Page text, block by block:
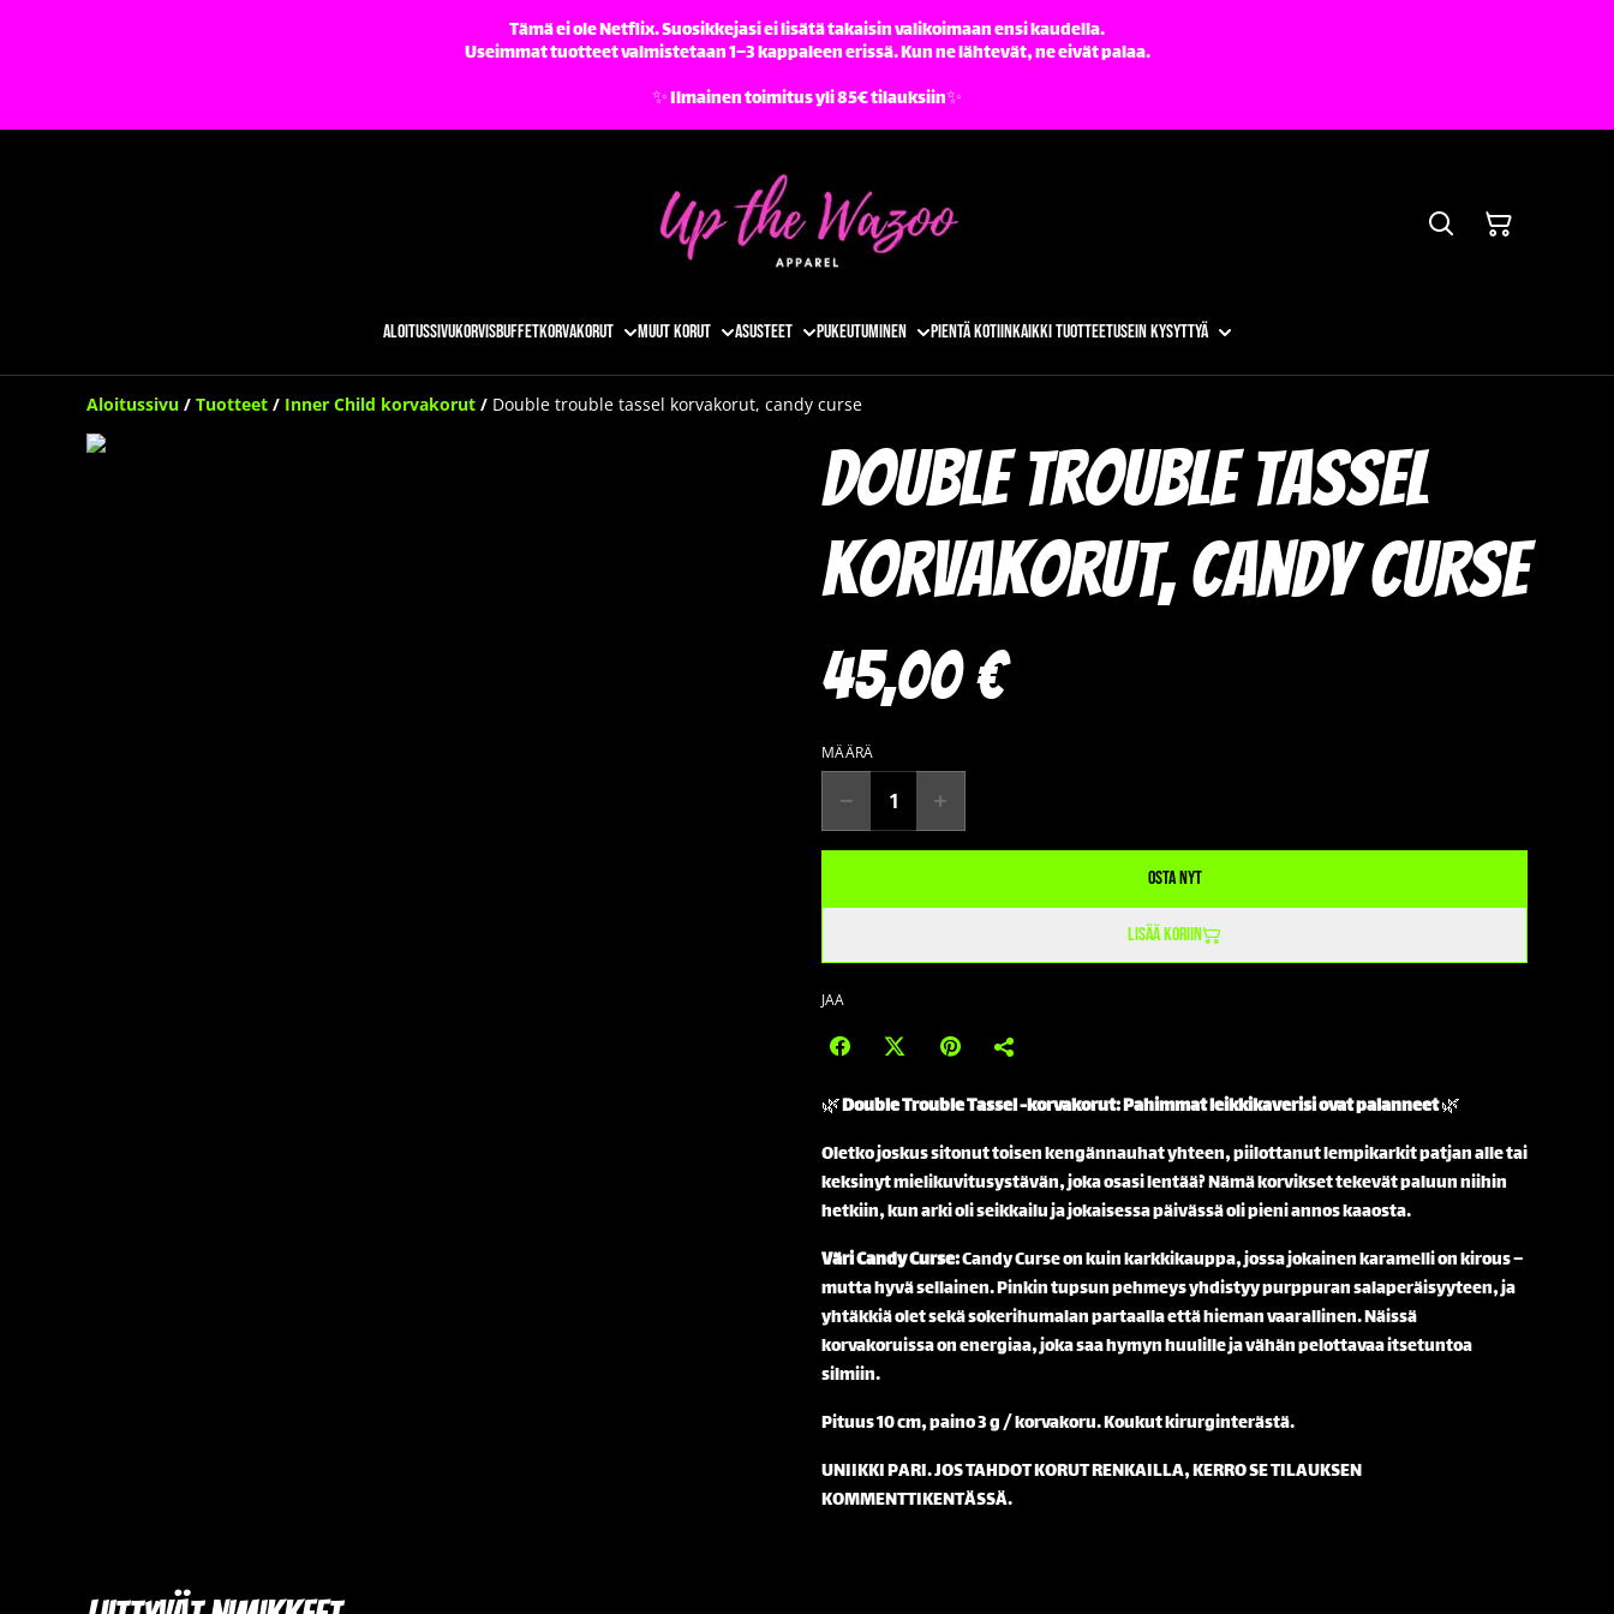
Tämä ei ole Netflix. Suosikkejasi ei lisätä takaisin valikoimaan ensi kaudella.
Useimmat tuotteet valmistetaan 1–3 kappaleen erissä. Kun ne lähtevät, ne eivät palaa.
✨️ Ilmainen toimitus yli 85€ tilauksiin✨️
AloitussivuKorvisbuffetKorvakorut Muut korut Asusteet Pukeutuminen Pientä kotiinKaikki tuotteetUsein kysyttyä
Aloitussivu / Tuotteet / Inner Child korvakorut / Double trouble tassel korvakorut, candy curse
Double trouble tassel
korvakorut, candy curse
45,00 €
MÄÄRÄ
Osta nyt
Lisää koriin
JAA
🌿Double Trouble Tassel -korvakorut: Pahimmat leikkikaverisi ovat palanneet🌿
Oletko joskus sitonut toisen kengännauhat yhteen, piilottanut lempikarkit patjan alle tai
keksinyt mielikuvitusystävän, joka osasi lentää? Nämä korvikset tekevät paluun niihin
hetkiin, kun arki oli seikkailu ja jokaisessa päivässä oli pieni annos kaaosta.
Väri Candy Curse:Candy Curse on kuin karkkikauppa, jossa jokainen karamelli on kirous –
mutta hyvä sellainen. Pinkin tupsun pehmeys yhdistyy purppuran salaperäisyyteen, ja
yhtäkkiä olet sekä sokerihumalan partaalla että hieman vaarallinen. Näissä
korvakoruissa on energiaa, joka saa hymyn huulille ja vähän pelottavaa itsetuntoa
silmiin.
Pituus 10 cm, paino 3 g / korvakoru. Koukut kirurginterästä.
UNIIKKI PARI. JOS TAHDOT KORUT RENKAILLA, KERRO SE TILAUKSEN
KOMMENTTIKENTÄSSÄ.